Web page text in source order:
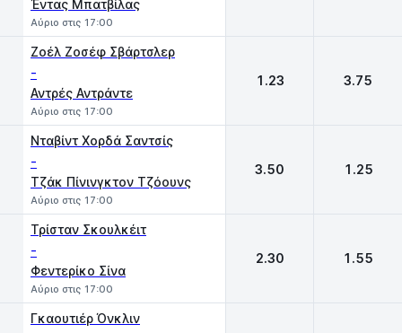
Έντας Μπατβίλας
Αύριο στις 17:00
Ζοέλ Ζοσέφ Σβάρτσλερ
-
Αντρές Αντράντε
Αύριο στις 17:00
1.23 3.75
Νταβίντ Χορδά Σαντσίς
-
Τζάκ Πίνινγκτον Τζόουνς
Αύριο στις 17:00
3.50 1.25
Τρίσταν Σκουλκέιτ
-
Φεντερίκο Σίνα
Αύριο στις 17:00
2.30 1.55
Γκαουτιέρ Όνκλιν